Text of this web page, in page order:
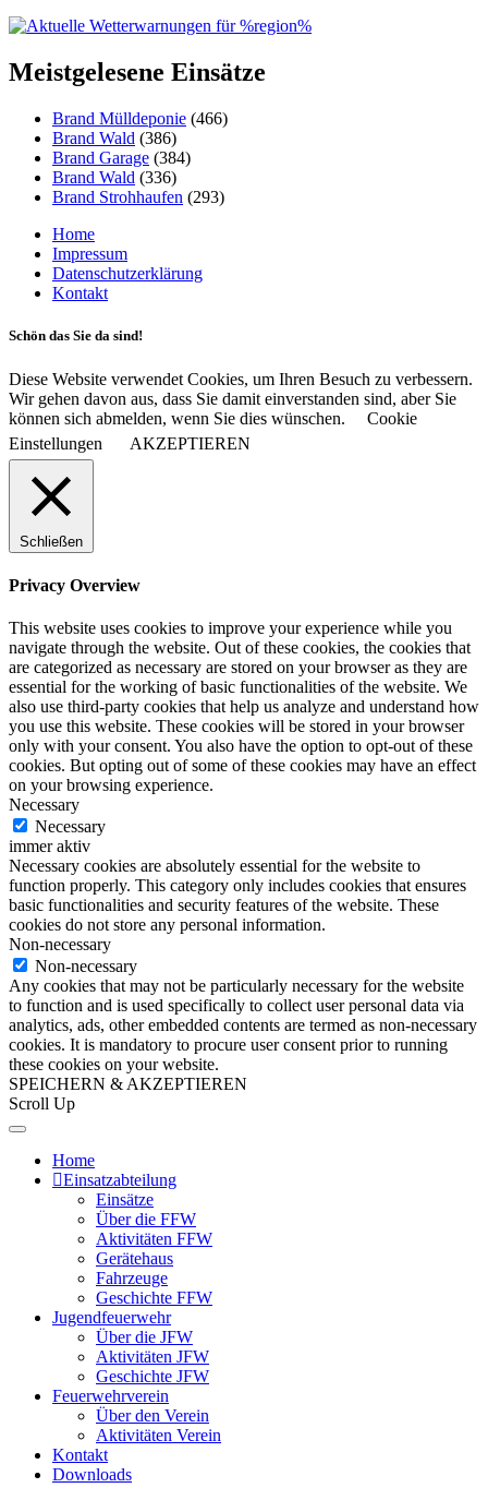
Meistgelesene Einsätze
Brand Mülldeponie (466)
Brand Wald (386)
Brand Garage (384)
Brand Wald (336)
Brand Strohhaufen (293)
Home
Impressum
Datenschutzerklärung
Kontakt
Schön das Sie da sind!
Diese Website verwendet Cookies, um Ihren Besuch zu verbessern.
Wir gehen davon aus, dass Sie damit einverstanden sind, aber Sie
können sich abmelden, wenn Sie dies wünschen.
Cookie
Einstellungen
AKZEPTIEREN
Schließen
Privacy Overview
This website uses cookies to improve your experience while you
navigate through the website. Out of these cookies, the cookies that
are categorized as necessary are stored on your browser as they are
essential for the working of basic functionalities of the website. We
also use third-party cookies that help us analyze and understand how
you use this website. These cookies will be stored in your browser
only with your consent. You also have the option to opt-out of these
cookies. But opting out of some of these cookies may have an effect
on your browsing experience.
Necessary
Necessary
immer aktiv
Necessary cookies are absolutely essential for the website to
function properly. This category only includes cookies that ensures
basic functionalities and security features of the website. These
cookies do not store any personal information.
Non-necessary
Non-necessary
Any cookies that may not be particularly necessary for the website
to function and is used specifically to collect user personal data via
analytics, ads, other embedded contents are termed as non-necessary
cookies. It is mandatory to procure user consent prior to running
these cookies on your website.
SPEICHERN & AKZEPTIEREN
Scroll Up
Home
Einsatzabteilung
Einsätze
Über die FFW
Aktivitäten FFW
Gerätehaus
Fahrzeuge
Geschichte FFW
Jugendfeuerwehr
Über die JFW
Aktivitäten JFW
Geschichte JFW
Feuerwehrverein
Über den Verein
Aktivitäten Verein
Kontakt
Downloads